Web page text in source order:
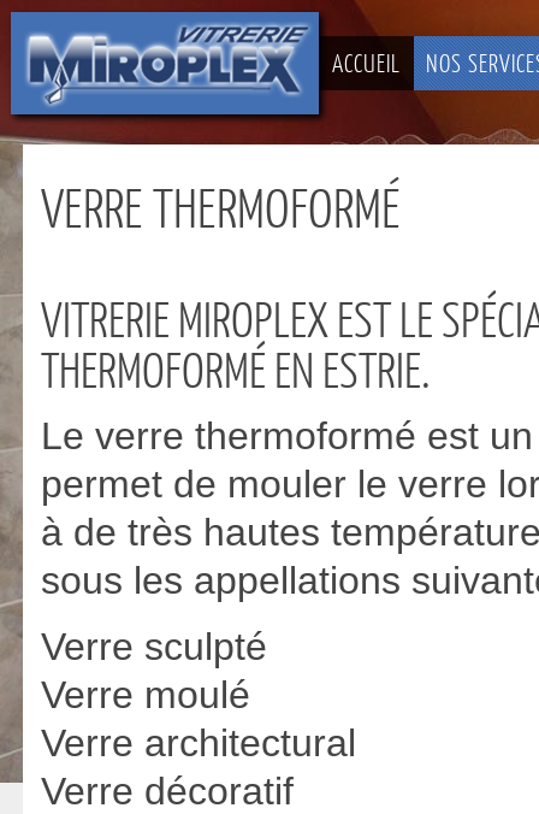
ACCUEIL NOS
VERRE THERMOFORMÉ
VITRERIE MIROPLEX EST LE
THERMOFORMÉ EN ESTRIE.
Le verre thermoformé est
permet de mouler le verre
à de très hautes
sous les appellations
Verre sculpté
Verre moulé
Verre architectural
Verre décoratif